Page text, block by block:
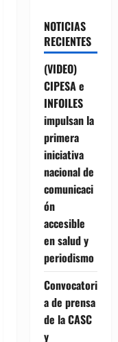
NOTICIAS
RECIENTES
(VIDEO)
CIPESA e
INFOILES
impulsan la
primera
iniciativa
nacional de
comunicaci
ón
accesible
en salud y
periodismo
Convocatori
a de prensa
de la CASC
y